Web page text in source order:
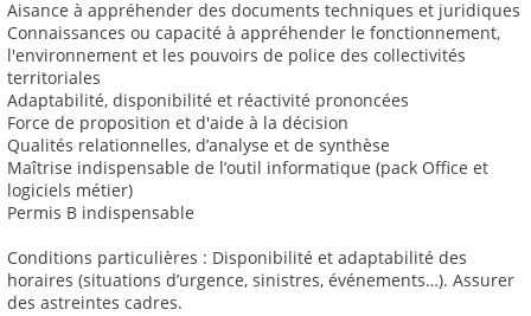
Aisance à appréhender des documents techniques et juridiques
Connaissances ou capacité à appréhender le fonctionnement,
l'environnement et les pouvoirs de police des collectivités
territoriales
Adaptabilité, disponibilité et réactivité prononcées
Force de proposition et d'aide à la décision
Qualités relationnelles, d’analyse et de synthèse
Maîtrise indispensable de l’outil informatique (pack Office et
logiciels métier)
Permis B indispensable
Conditions particulières : Disponibilité et adaptabilité des
horaires (situations d’urgence, sinistres, événements…). Assurer
des astreintes cadres.